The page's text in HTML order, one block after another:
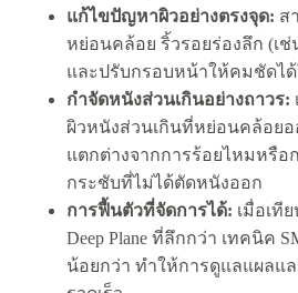
แก้ไขปัญหาผิวอย่างตรงจุด: ส
หย่อนคล้อย ริ้วรอยร่องลึก (เ
และปรับกรอบหน้าให้คมชัดไ
กำจัดหนังส่วนเกินอย่างถาวร:
ผิวหนังส่วนเกินที่หย่อนคล้อยอ
แตกต่างจากการร้อยไหมหรือ
กระชับที่ไม่ได้ตัดหนังออก
การฟื้นตัวที่จัดการได้: เมื่อเที
Deep Plane ที่ลึกกว่า เทคนิค
น้อยกว่า ทำให้การดูแลแผลแ